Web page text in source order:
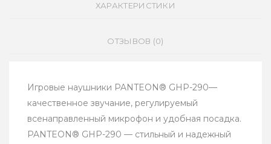
ХАРАКТЕРИСТИКИ
ОТЗЫВОВ (0)
Игровые наушники PANTEON® GHP-290—
качественное звучание, регулируемый
всенаправленный микрофон и удобная посадка.
PANTEON® GHP-290 — стильный и надежный